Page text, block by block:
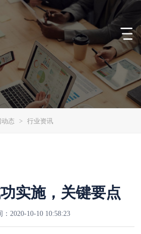
动态 > 行业资讯
实施，关键要点
：2020-10-10 10:58:23